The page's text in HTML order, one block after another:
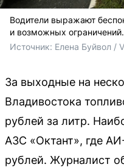
Водители выражают
и возможных ограничений.
Источник: Елена Буйвол /
За выходные на
Владивостока
рублей за литр.
АЗС «Октант», где
рублей. Журналист